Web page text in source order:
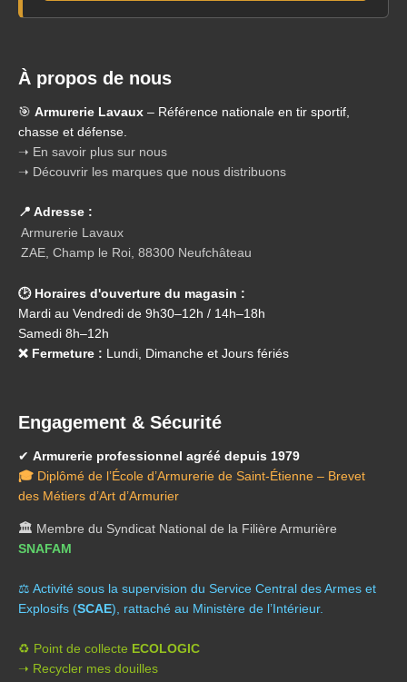
À propos de nous
🎯 Armurerie Lavaux – Référence nationale en tir sportif,
chasse et défense.
➝ En savoir plus sur nous
➝ Découvrir les marques que nous distribuons
📍 Adresse :
Armurerie Lavaux
ZAE, Champ le Roi, 88300 Neufchâteau
🕑 Horaires d'ouverture du magasin :
Mardi au Vendredi de 9h30–12h / 14h–18h
Samedi 8h–12h
❌ Fermeture : Lundi, Dimanche et Jours fériés
Engagement & Sécurité
✔ Armurerie professionnel agréé depuis 1979
🎓 Diplômé de l’École d’Armurerie de Saint-Étienne – Brevet
des Métiers d’Art d’Armurier
🏛️ Membre du Syndicat National de la Filière Armurière
SNAFAM
⚖️ Activité sous la supervision du Service Central des Armes et
Explosifs (SCAE), rattaché au Ministère de l’Intérieur.
♻️ Point de collecte ECOLOGIC
➝ Recycler mes douilles